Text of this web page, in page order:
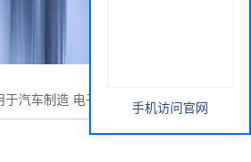
于汽车制造 电子电器 电动工具
手机访问官网